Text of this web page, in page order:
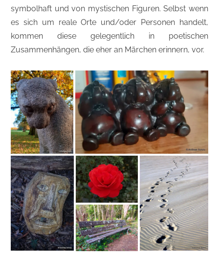
symbolhaft und von mystischen Figuren. Selbst wenn
es sich um reale Orte und/oder Personen handelt,
kommen diese gelegentlich in poetischen
Zusammenhängen, die eher an Märchen erinnern, vor.